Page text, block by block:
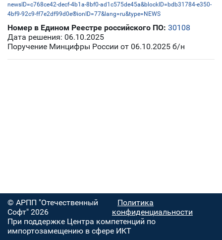
newsID=c768ce42-decf-4b1a-8bf0-ad1c575de45a&blockID=bdb31784-e350-
4bf9-92c9-ff7e2df99d0e®ionID=77&lang=ru&type=NEWS
Номер в Едином Реестре российского ПО: 30108
Дата решения: 06.10.2025
Поручение Минцифры России от 06.10.2025 б/н
© АРПП "Отечественный
Софт" 2026
Политика
конфиденциальности
При поддержке Центра компетенций по
импортозамещению в сфере ИКТ